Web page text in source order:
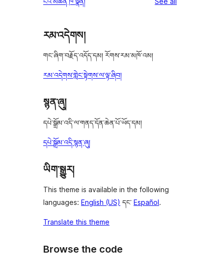
reviews
star
རམ་འདེགས།
གང་ཞིག་བརྗོད་འདོད་དམ། རོགས་རམ་མཁོ་འམ།
རམ་འདེགས་གླེང་སྟེགས་ལ་ལྟ་ཞིབ།
སྙན་ཞུ།
དཔེ་སྒྲོམ་འདི་ལ་གནད་དོན་ཆེན་པོ་ཡོད་དམ།
དཔེ་སྒྲོམ་འདི་སྙན་ཞུ།
ཡིག་སྒྱུར།
This theme is available in the following
languages: English (US) དང་ Español.
Translate this theme
Browse the code